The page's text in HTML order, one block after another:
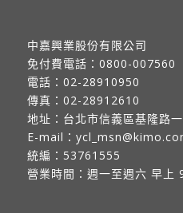
中嘉興業股份有限公司
免付費電話： 0800-007560
電話： 02-28910950
傳真： 02-28912610
地址： 台北市信義區基隆路
E-mail：
統編：53761555
營業時間：週一至週六 早上